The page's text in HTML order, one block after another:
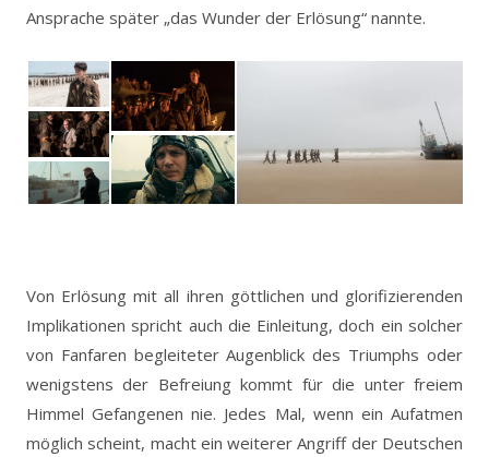
Ansprache später „das Wunder der Erlösung“ nannte.
Von Erlösung mit all ihren göttlichen und glorifizierenden
Implikationen spricht auch die Einleitung, doch ein solcher
von Fanfaren begleiteter Augenblick des Triumphs oder
wenigstens der Befreiung kommt für die unter freiem
Himmel Gefangenen nie. Jedes Mal, wenn ein Aufatmen
möglich scheint, macht ein weiterer Angriff der Deutschen